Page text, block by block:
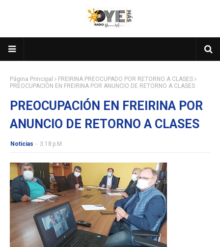
Página Principal
FREIRINA PREOCUPADO POR RETORNO A CLASES
PREOCUPACIÓN EN FREIRINA POR ANUNCIO DE RETORNO A CLASES
PREOCUPACIÓN EN FREIRINA POR
ANUNCIO DE RETORNO A CLASES
Noticias - 3:18 P.m.